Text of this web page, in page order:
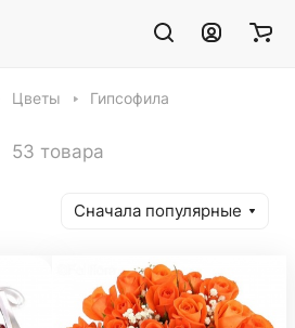
Цветы Гипсофила
53 товара
Сначала популярные